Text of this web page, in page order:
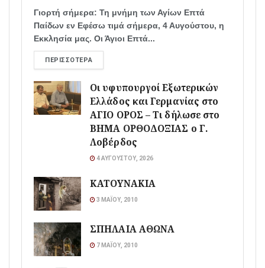
Γιορτή σήμερα: Τη μνήμη των Αγίων Επτά
Παίδων εν Εφέσω τιμά σήμερα, 4 Αυγούστου, η
Εκκλησία μας. Οι Άγιοι Επτά...
ΠΕΡΙΣΣΌΤΕΡΑ
Οι υφυπουργοί Εξωτερικών
Ελλάδος και Γερμανίας στο
ΑΓΙΟ ΟΡΟΣ – Τι δήλωσε στο
ΒΗΜΑ ΟΡΘΟΔΟΞΙΑΣ ο Γ.
Λοβέρδος
4 ΑΥΓΟΎΣΤΟΥ, 2026
ΚΑΤΟΥΝΑΚΙΑ
3 ΜΑΪ́ΟΥ, 2010
ΣΠΗΛΑΙΑ ΑΘΩΝΑ
7 ΜΑΪ́ΟΥ, 2010